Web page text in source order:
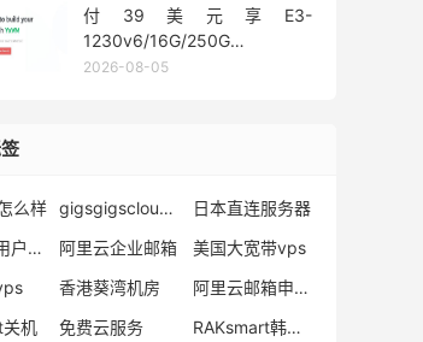
付39美元享E3-
1230v6/16G/250G
SSD/10TB流量
2026-08-05
么样 gigsgigscloud好不好
日本直连服务器
腾讯云老用户买服务器
阿里云企业邮箱
美国大宽带vps
香港葵湾机房
阿里云邮箱申请步骤
关机
免费云服务
RAKsmart韩国云服务器